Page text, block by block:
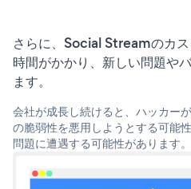
さらに、Social Streamのカ
時間がかかり、新しい問題や
ます。
会社が成長し続けると、ハッカー
の脆弱性を悪用しようとする可能
問題に遭遇する可能性があります。